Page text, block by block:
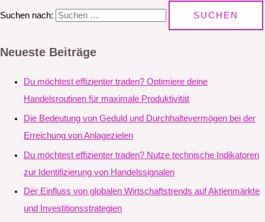
Suchen nach:
Neueste Beiträge
Du möchtest effizienter traden? Optimiere deine
Handelsroutinen für maximale Produktivität
Die Bedeutung von Geduld und Durchhaltevermögen bei der
Erreichung von Anlagezielen
Du möchtest effizienter traden? Nutze technische Indikatoren
zur Identifizierung von Handelssignalen
Der Einfluss von globalen Wirtschaftstrends auf Aktienmärkte
und Investitionsstrategien